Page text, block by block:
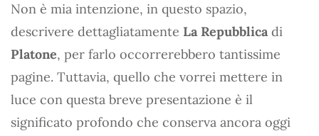
Non è mia intenzione, in questo spazio,
descrivere dettagliatamente La Repubblica di
Platone, per farlo occorrerebbero tantissime
pagine. Tuttavia, quello che vorrei mettere in
luce con questa breve presentazione è il
significato profondo che conserva ancora oggi